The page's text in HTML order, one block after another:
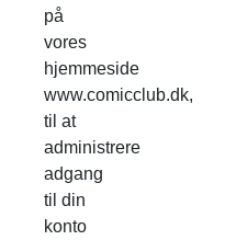
på
vores
hjemmeside
www.comicclub.dk,
til at
administrere
adgang
til din
konto